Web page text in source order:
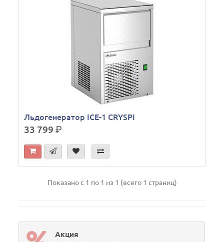
Льдогенератор ICE-1 CRYSPI
33 799р.
Показано с 1 по 1 из 1 (всего 1 страниц)
Акция